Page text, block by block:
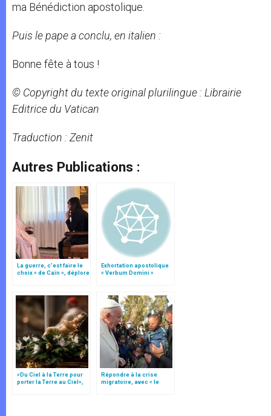
ma Bénédiction apostolique.
Puis le pape a conclu, en italien :
Bonne fête à tous !
© Copyright du texte original plurilingue : Librairie
Editrice du Vatican
Traduction : Zenit
Autres Publications :
La guerre, c’est faire le
choix « de Caïn », déplore
Exhortation apostolique
« Verbum Domini »
«Du Ciel à la Terre pour
porter la Terre au Ciel»,
Répondre à la crise
migratoire, avec « le